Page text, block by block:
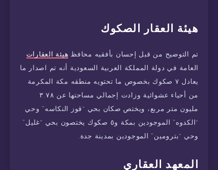
هيئة العقار الصكوك
تم التوضيح من قبل إحسان بأفقيه محافظ هيئة العقارات
العامة في دولة المملكة العربية السعودية أنه تم اصدار ما
يعادل ٧ صكوك بخصوص ما تحتويه منطقه مكة المكرمة
من أحياء عشوائية وزادت إجمالي مساحتها عن ٣.٧٨
مليون متر مربع، ويختص صكان بحي “قوز النكاسه” وحي
“الكدوه” الموجودين بمكة و٥ صكوك يختصون بحي “غليل”
وحي “بترومين” الموجودين بمدينة جدة.
المعهد العقاري